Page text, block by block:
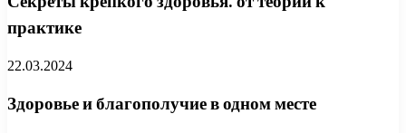
практике
22.03.2024
Здоровье и благополучие в одном месте